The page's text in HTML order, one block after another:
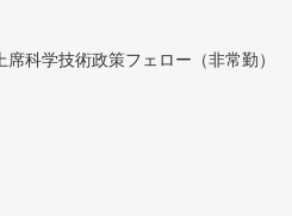
科学技術政策フェロー（非常勤）